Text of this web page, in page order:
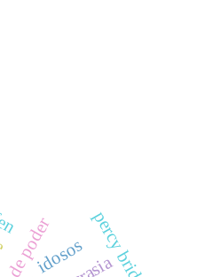
idosos